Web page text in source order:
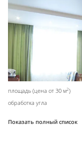
площадь (цена от 30 м2)
обработка угла
Показать полный список